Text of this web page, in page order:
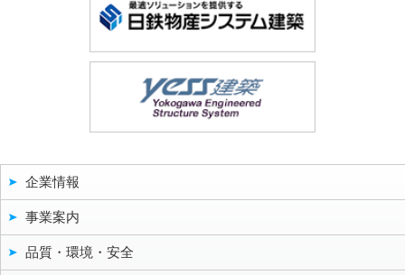
企業情報
事業案内
品質・環境・安全